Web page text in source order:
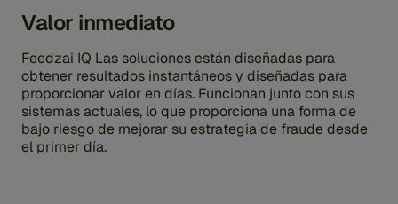
Valor inmediato
Feedzai IQ Las soluciones están diseñadas para
obtener resultados instantáneos y diseñadas para
proporcionar valor en días. Funcionan junto con sus
sistemas actuales, lo que proporciona una forma de
bajo riesgo de mejorar su estrategia de fraude desde
el primer día.